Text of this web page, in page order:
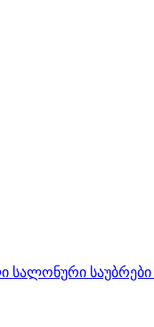
სალონური საუბრები